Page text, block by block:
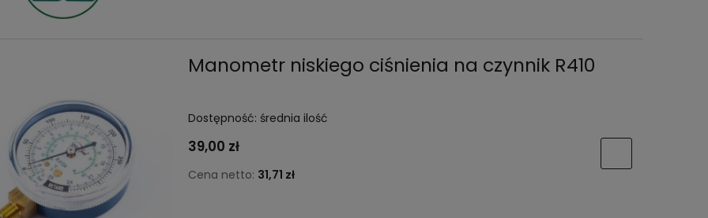
Manometr niskiego ciśnienia na czynnik R410
Dostępność: średnia ilość
39,00 zł
Cena netto: 31,71 zł